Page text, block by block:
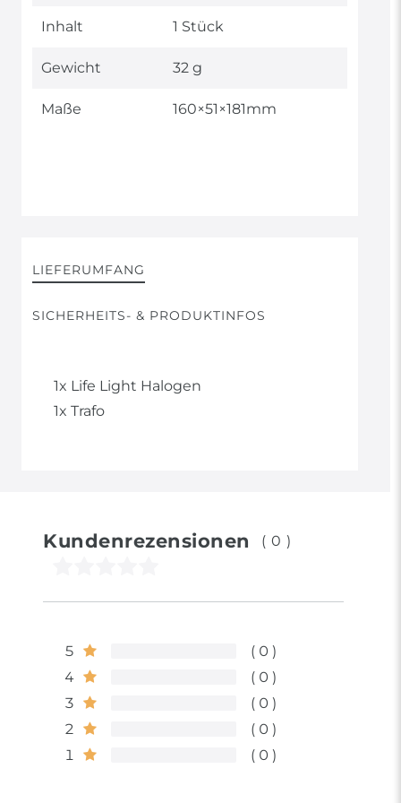
Inhalt 1 Stück
Gewicht 32 g
Maße 160×51×181mm
LIEFERUMFANG
SICHERHEITS- & PRODUKTINFOS
1x Life Light Halogen
1x Trafo
Kundenrezensionen (0)
5
0
4
0
3
0
2
0
1
0